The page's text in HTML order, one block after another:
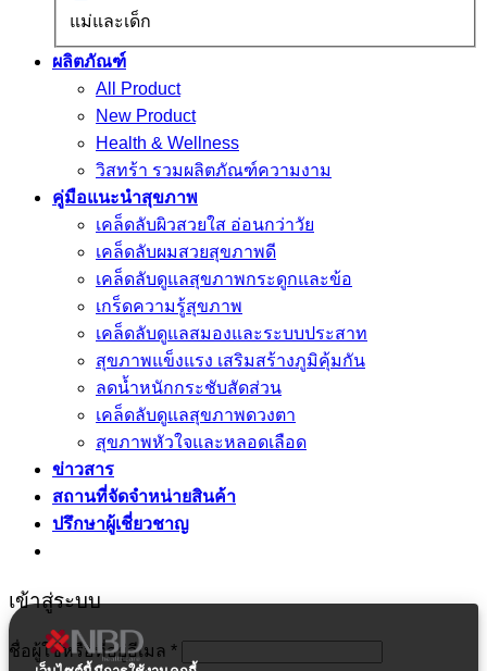
แม่และเด็ก
ผลิตภัณฑ์
All Product
New Product
Health & Wellness
วิสทร้า รวมผลิตภัณฑ์ความงาม
คู่มือแนะนำสุขภาพ
เคล็ดลับผิวสวยใส อ่อนกว่าวัย
เคล็ดลับผมสวยสุขภาพดี
เคล็ดลับดูแลสุขภาพกระดูกและข้อ
เกร็ดความรู้สุขภาพ
เคล็ดลับดูแลสมองและระบบประสาท
สุขภาพแข็งแรง เสริมสร้างภูมิคุ้มกัน
ลดน้ำหนักกระชับสัดส่วน
เคล็ดลับดูแลสุขภาพดวงตา
สุขภาพหัวใจและหลอดเลือด
ข่าวสาร
สถานที่จัดจำหน่ายสินค้า
ปรึกษาผู้เชี่ยวชาญ
เข้าสู่ระบบ
ชื่อผู้ใช้หรือที่อยู่อีเมล *